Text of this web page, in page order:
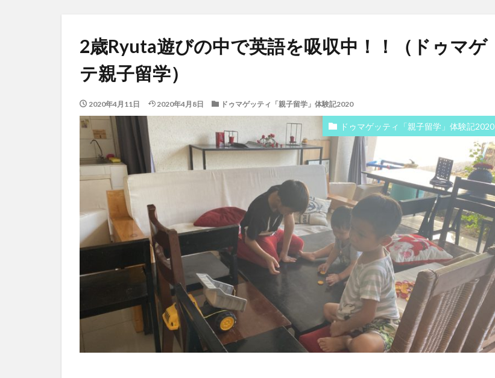
2歳Ryuta遊びの中で英語を吸収中！！（ドゥマゲ
テ親子留学）
2020年4月11日 2020年4月8日 ドゥマゲッティ「親子留学」体験記2020
ドゥマゲッティ「親子留学」体験記2020